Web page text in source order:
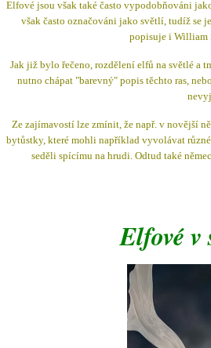
Elfové jsou však také často vypodobňováni
však často označováni jako světlí, tudíž se
popisuje i William
Jak již bylo řečeno, rozdělení elfů na světlé a
nutno chápat "barevný" popis těchto ras,
Ze zajímavostí lze zmínit, že např. v novější
bytůstky, které mohli například vyvolávat
seděli spícímu na hrudi. Odtud také
Elfové v